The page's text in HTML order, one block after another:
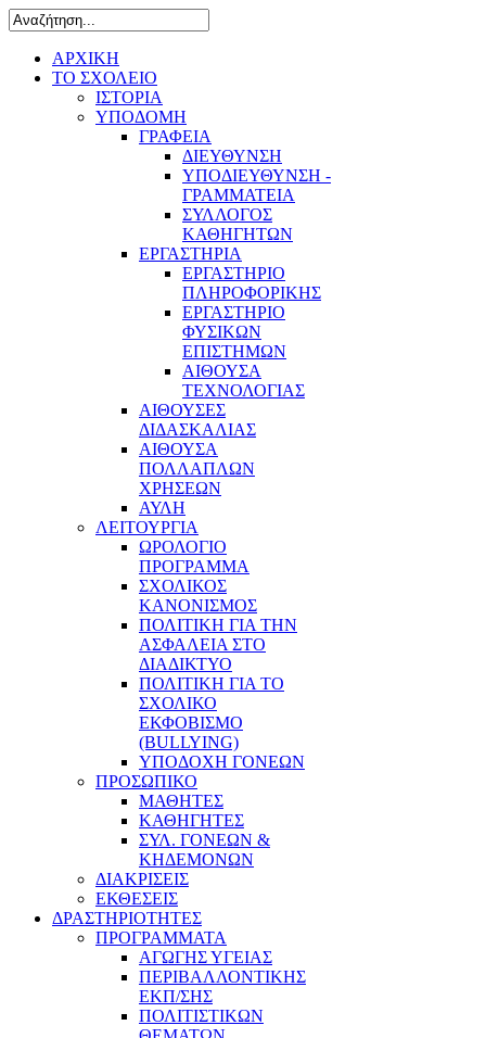
ΑΡΧΙΚΗ
ΤΟ ΣΧΟΛΕΙΟ
ΙΣΤΟΡΙΑ
ΥΠΟΔΟΜΗ
ΓΡΑΦΕΙΑ
ΔΙΕΥΘΥΝΣΗ
ΥΠΟΔΙΕΥΘΥΝΣΗ -
ΓΡΑΜΜΑΤΕΙΑ
ΣΥΛΛΟΓΟΣ
ΚΑΘΗΓΗΤΩΝ
ΕΡΓΑΣΤΗΡΙΑ
ΕΡΓΑΣΤΗΡΙΟ
ΠΛΗΡΟΦΟΡΙΚΗΣ
ΕΡΓΑΣΤΗΡΙΟ
ΦΥΣΙΚΩΝ
ΕΠΙΣΤΗΜΩΝ
ΑΙΘΟΥΣΑ
ΤΕΧΝΟΛΟΓΙΑΣ
ΑΙΘΟΥΣΕΣ
ΔΙΔΑΣΚΑΛΙΑΣ
ΑΙΘΟΥΣΑ
ΠΟΛΛΑΠΛΩΝ
ΧΡΗΣΕΩΝ
ΑΥΛΗ
ΛΕΙΤΟΥΡΓΙΑ
ΩΡΟΛΟΓΙΟ
ΠΡΟΓΡΑΜΜΑ
ΣΧΟΛΙΚΟΣ
ΚΑΝΟΝΙΣΜΟΣ
ΠΟΛΙΤΙΚΗ ΓΙΑ ΤΗΝ
ΑΣΦΑΛΕΙΑ ΣΤΟ
ΔΙΑΔΙΚΤΥΟ
ΠΟΛΙΤΙΚΗ ΓΙΑ ΤΟ
ΣΧΟΛΙΚΟ
ΕΚΦΟΒΙΣΜΟ
(BULLYING)
ΥΠΟΔΟΧΗ ΓΟΝΕΩΝ
ΠΡΟΣΩΠΙΚΟ
ΜΑΘΗΤΕΣ
ΚΑΘΗΓΗΤΕΣ
ΣΥΛ. ΓΟΝΕΩΝ &
ΚΗΔΕΜΟΝΩΝ
ΔΙΑΚΡΙΣΕΙΣ
ΕΚΘΕΣΕΙΣ
ΔΡΑΣΤΗΡΙΟΤΗΤΕΣ
ΠΡΟΓΡΑΜΜΑΤΑ
ΑΓΩΓΗΣ ΥΓΕΙΑΣ
ΠΕΡΙΒΑΛΛΟΝΤΙΚΗΣ
ΕΚΠ/ΣΗΣ
ΠΟΛΙΤΙΣΤΙΚΩΝ